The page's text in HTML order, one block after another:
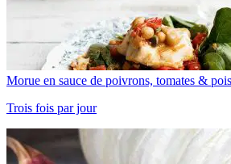
Morue en sauce de poivrons, tomates &
Trois fois par jour